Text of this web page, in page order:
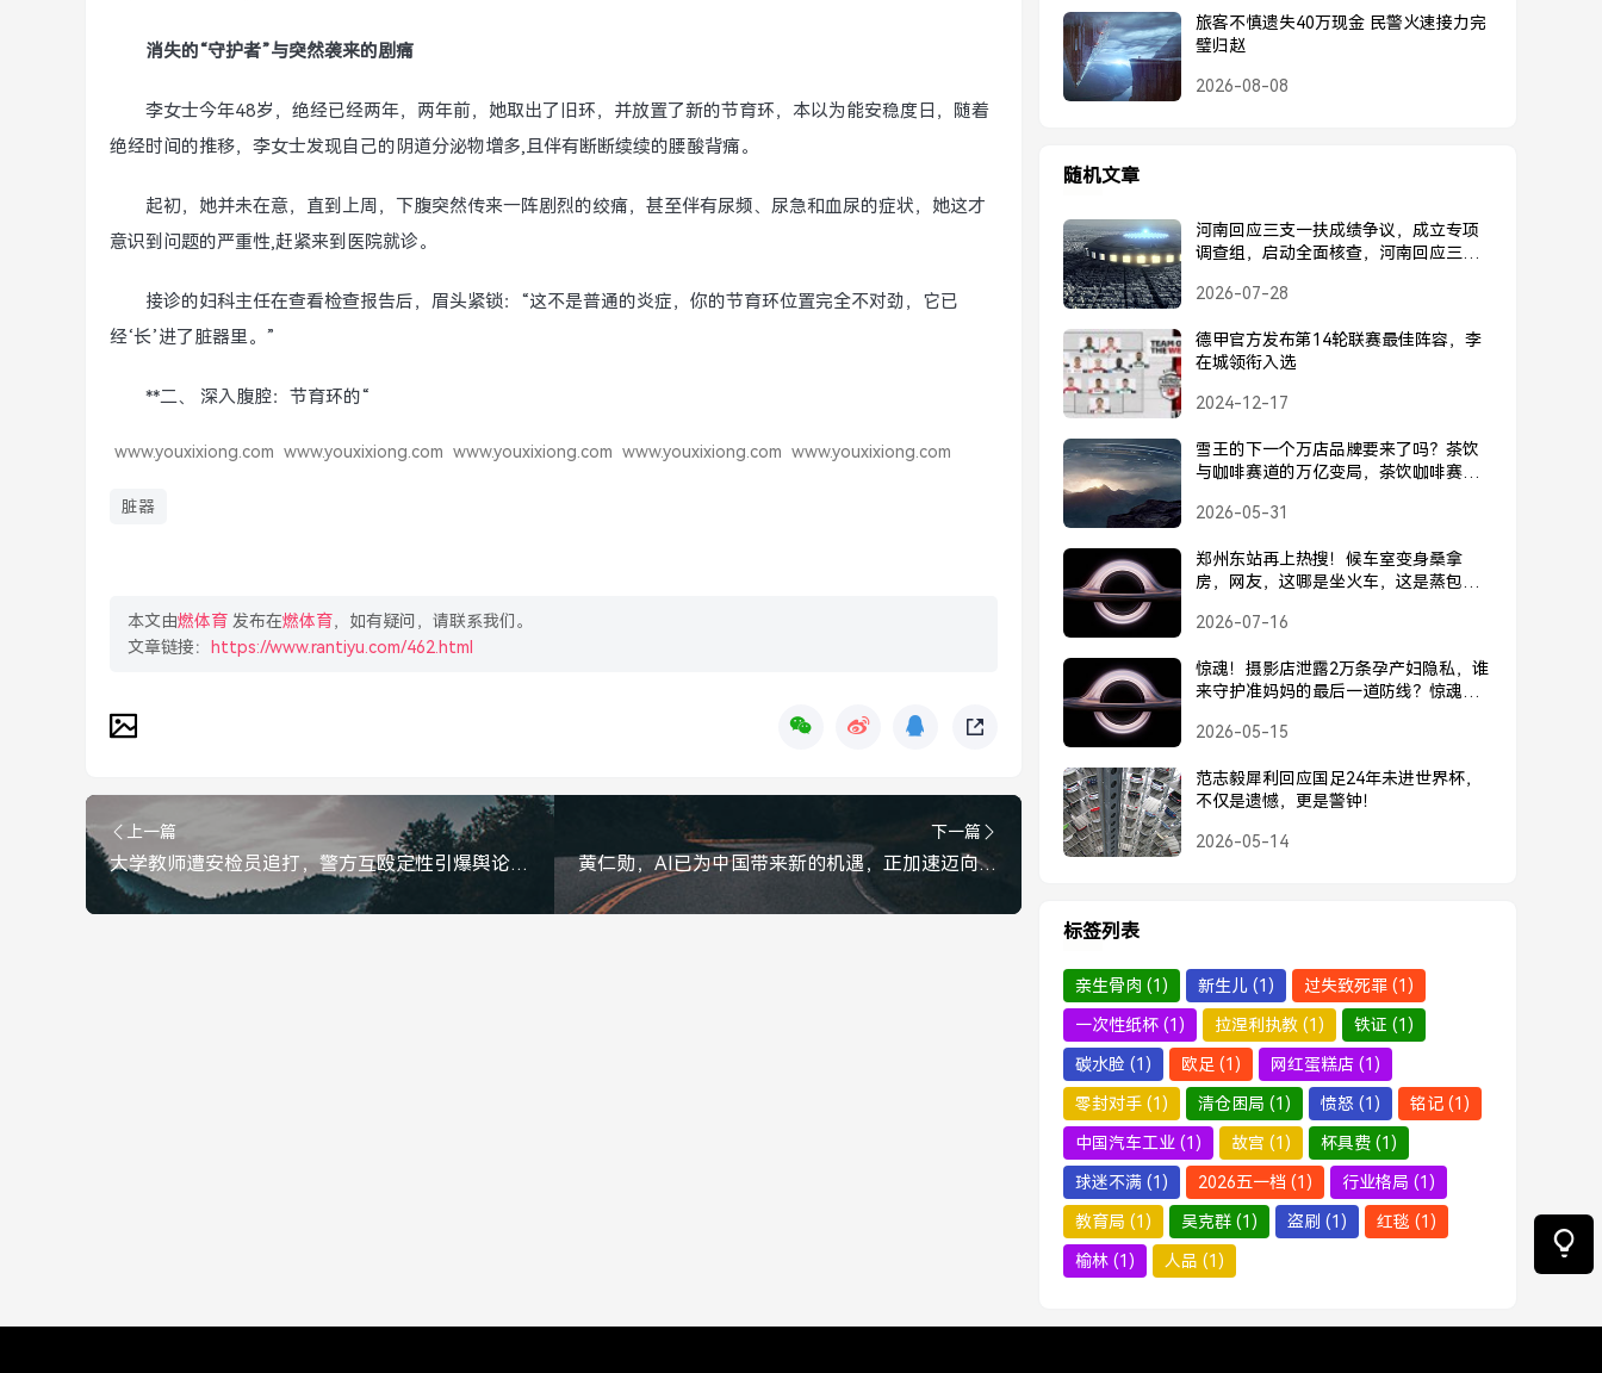
消失的“守护者”与突然袭来的剧痛
李女士今年48岁，绝经已经两年，两年前，她取出了旧环，并放置了新的节育环，本以为能安稳度日，随着
绝经时间的推移，李女士发现自己的阴道分泌物增多,且伴有断断续续的腰酸背痛。
起初，她并未在意，直到上周，下腹突然传来一阵剧烈的绞痛，甚至伴有尿频、尿急和血尿的症状，她这才
意识到问题的严重性,赶紧来到医院就诊。
接诊的妇科主任在查看检查报告后，眉头紧锁：“这不是普通的炎症，你的节育环位置完全不对劲，它已
经‘长’进了脏器里。”
**二、 深入腹腔：节育环的“
www.youxixiong.com www.youxixiong.com www.youxixiong.com www.youxixiong.com www.youxixiong.com
脏器
本文由燃体育 发布在燃体育，如有疑问，请联系我们。
文章链接：
https://www.rantiyu.com/462.html
上一篇
大学教师遭安检员追打，警方互殴定性引爆舆论，是冲突还是欺凌？
下一篇
黄仁勋，AI已为中国带来新的机遇，正加速迈向中国智造，黄仁勋，AI带来新机遇，加速迈向中国智造
旅客不慎遗失40万现金 民警火速接力完
璧归赵
2026-08-08
随机文章
河南回应三支一扶成绩争议，成立专项
调查组，启动全面核查，河南回应三支
面核查
2026-07-28
德甲官方发布第14轮联赛最佳阵容，李
在城领衔入选
2024-12-17
雪王的下一个万店品牌要来了吗？茶饮
与咖啡赛道的万亿变局，茶饮咖啡赛道
牌？
2026-05-31
郑州东站再上热搜！候车室变身桑拿
房，网友，这哪是坐火车，这是蒸包
拿房，网友调侃，这哪是坐火车，这是
2026-07-16
惊魂！摄影店泄露2万条孕产妇隐私，谁
来守护准妈妈的最后一道防线？惊魂！
安全防线？
2026-05-15
范志毅犀利回应国足24年未进世界杯，
不仅是遗憾，更是警钟！
2026-05-14
标签列表
亲生骨肉 (1) 新生儿 (1) 过失致死罪 (1)
一次性纸杯 (1) 拉涅利执教 (1) 铁证 (1)
碳水脸 (1) 欧足 (1) 网红蛋糕店 (1)
零封对手 (1) 清仓困局 (1) 愤怒 (1) 铭记 (1)
中国汽车工业 (1) 故宫 (1) 杯具费 (1)
球迷不满 (1) 2026五一档 (1) 行业格局 (1)
教育局 (1) 吴克群 (1) 盗刷 (1) 红毯 (1)
榆林 (1) 人品 (1)